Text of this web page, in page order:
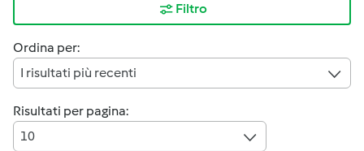
Filtro
Ordina per:
I risultati più recenti
Risultati per pagina:
10